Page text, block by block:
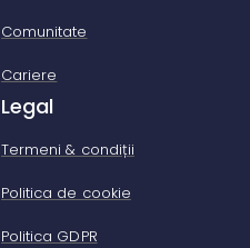
Comunitate
Cariere
Legal
Termeni & condiții
Politica de cookie
Politica GDPR